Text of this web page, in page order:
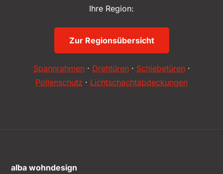
Ihre Region:
Zur Regionsübersicht
Spannrahmen· Drehtüren· Schiebetüren·
Pollenschutz · Lichtschachtabdeckungen
alba wohndesign